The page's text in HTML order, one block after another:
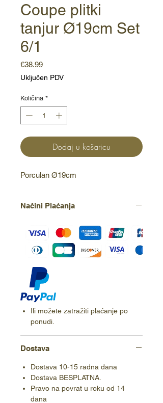
Coupe plitki
tanjur Ø19cm Set
6/1
€38.99Cijena
Uključen PDV
Količina *
Dodaj u košaricu
Porculan Ø19cm
Načini Plaćanja
Ili možete zatražiti plaćanje po
ponudi.
Dostava
Dostava 10-15 radna dana
Dostava BESPLATNA.
Pravo na povrat u roku od 14
dana